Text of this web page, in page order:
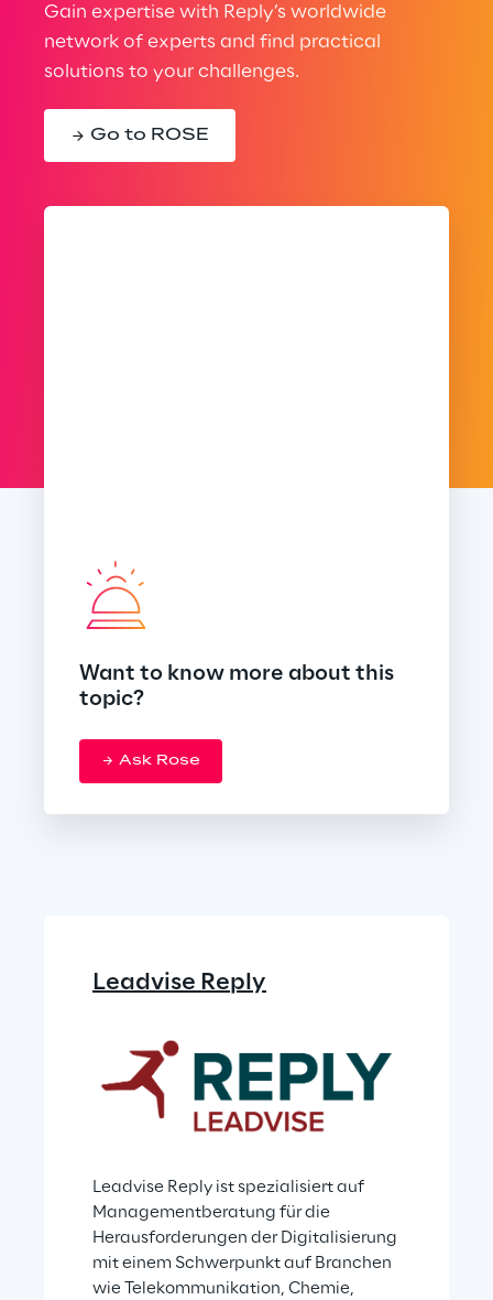
Gain expertise with Reply’s worldwide
network of experts and find practical
solutions to your challenges.
Go to ROSE
Want to know more about this
topic?
Ask Rose
Leadvise Reply
Leadvise Reply ist spezialisiert auf
Managementberatung für die
Herausforderungen der Digitalisierung
mit einem Schwerpunkt auf Branchen
wie Telekommunikation, Chemie,